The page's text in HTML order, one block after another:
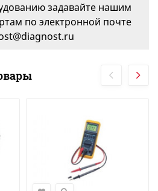
задавайте нашим
по электронной почте